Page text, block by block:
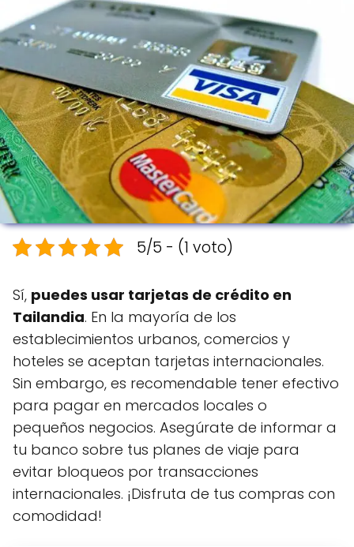
5/5 - (1 voto)
Sí, puedes usar tarjetas de crédito en
Tailandia. En la mayoría de los
establecimientos urbanos, comercios y
hoteles se aceptan tarjetas internacionales.
Sin embargo, es recomendable tener efectivo
para pagar en mercados locales o
pequeños negocios. Asegúrate de informar a
tu banco sobre tus planes de viaje para
evitar bloqueos por transacciones
internacionales. ¡Disfruta de tus compras con
comodidad!